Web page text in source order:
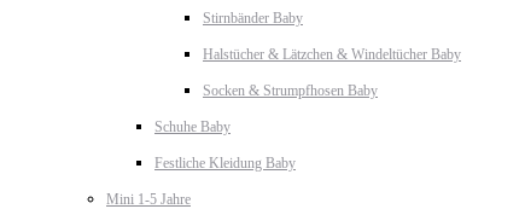
Stirnbänder Baby
Halstücher & Lätzchen & Windeltücher Baby
Socken & Strumpfhosen Baby
Schuhe Baby
Festliche Kleidung Baby
Mini 1-5 Jahre